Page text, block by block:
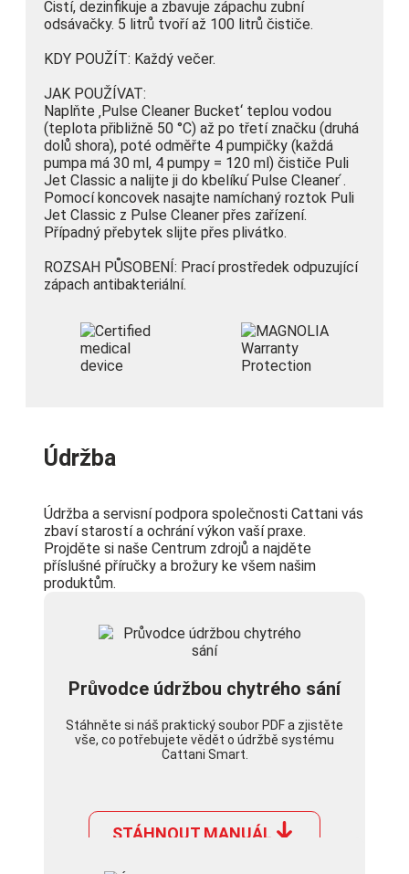
Čistí, dezinfikuje a zbavuje zápachu zubní
odsávačky. 5 litrů tvoří až 100 litrů čističe.
KDY POUŽÍT: Každý večer.
JAK POUŽÍVAT:
Naplňte ‚Pulse Cleaner Bucket‘ teplou vodou
(teplota přibližně 50 °C) až po třetí značku (druhá
dolů shora), poté odměřte 4 pumpičky (každá
pumpa má 30 ml, 4 pumpy = 120 ml) čističe Puli
Jet Classic a nalijte ji do kbelíku ́Pulse Cleaner ́.
Pomocí koncovek nasajte namíchaný roztok Puli
Jet Classic z Pulse Cleaner přes zařízení.
Případný přebytek slijte přes plivátko.
ROZSAH PŮSOBENÍ: Prací prostředek odpuzující
zápach antibakteriální.
Údržba
Údržba a servisní podpora společnosti Cattani vás
zbaví starostí a ochrání výkon vaší praxe.
Projděte si naše Centrum zdrojů a najděte
příslušné příručky a brožury ke všem našim
produktům.
Průvodce údržbou chytrého sání
Stáhněte si náš praktický soubor PDF a zjistěte
vše, co potřebujete vědět o údržbě systému
Cattani Smart.
STÁHNOUT MANUÁL